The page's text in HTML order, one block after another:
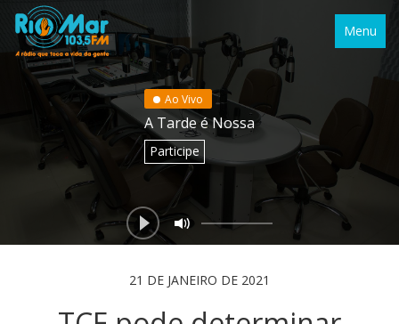
Menu
Ao Vivo
A Tarde é Nossa
Participe
21 DE JANEIRO DE 2021